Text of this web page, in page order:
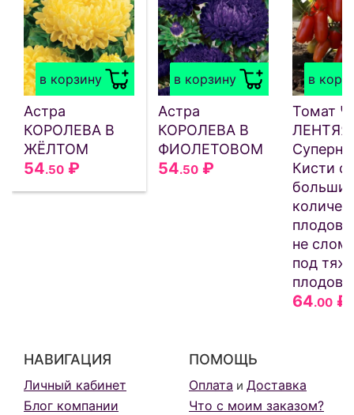
в корзину
Астра
КОРОЛЕВА В
ЖЁЛТОМ
54.50 ₽
в корзину
Астра
КОРОЛЕВА В
ФИОЛЕТОВОМ
54.50 ₽
в
Томат
Кисти с
плодов!
не
под
плодов!
64.00 ₽
НАВИГАЦИЯ
Личный кабинет
Блог компании
ПОМОЩЬ
Оплата и Доставка
Что с моим заказом?